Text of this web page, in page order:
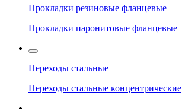
Прокладки резиновые фланцевые
Прокладки паронитовые фланцевые
Переходы стальные
Переходы стальные концентрические